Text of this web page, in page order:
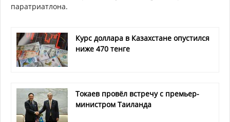
паратриатлона.
Курс доллара в Казахстане опустился
ниже 470 тенге
Токаев провёл встречу с премьер-
министром Таиланда